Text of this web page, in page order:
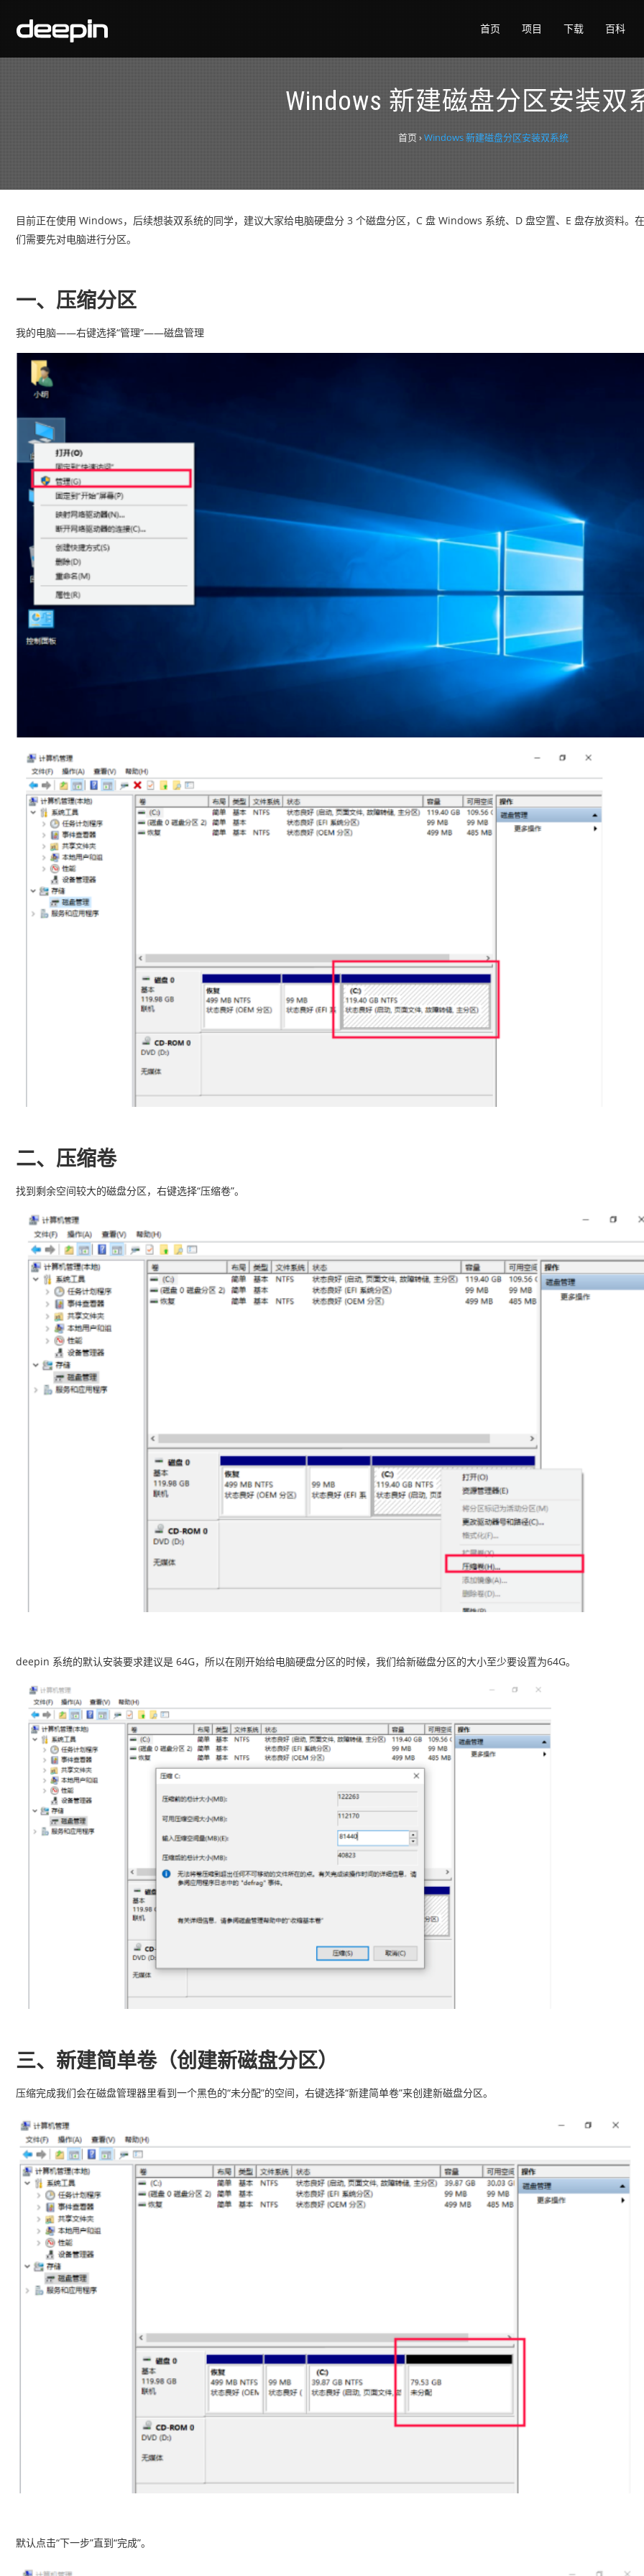
首页 项目 下载 百科
Windows 新建磁盘分区安装双
首页›Windows 新建磁盘分区安装双系统
目前正在使用 Windows，后续想装双系统的同学，建议大家给电脑硬盘分 3 个磁盘分区，C 盘 Windows 系统、D 盘空置、E 盘存放资料。
们需要先对电脑进行分区。
一、压缩分区
我的电脑——右键选择“管理”——磁盘管理
二、压缩卷
找到剩余空间较大的磁盘分区，右键选择“压缩卷”。
deepin 系统的默认安装要求建议是 64G，所以在刚开始给电脑硬盘分区的时候，我们给新磁盘分区的大小至少要设置为64G。
三、新建简单卷（创建新磁盘分区）
压缩完成我们会在磁盘管理器里看到一个黑色的“未分配”的空间，右键选择“新建简单卷”来创建新磁盘分区。
默认点击“下一步”直到“完成”。